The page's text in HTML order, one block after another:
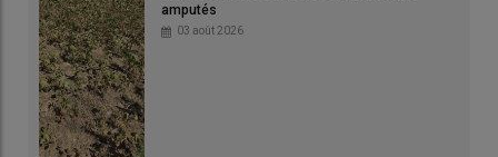
amputés
03 août 2026